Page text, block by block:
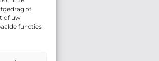
of
of uw
functies